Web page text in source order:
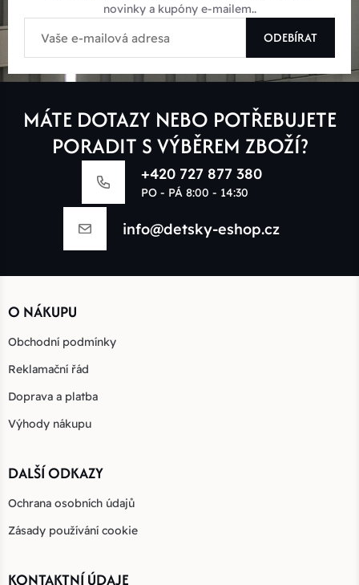
novinky a kupóny e-mailem..
ODEBÍRAT
MÁTE DOTAZY NEBO POTŘEBUJETE
PORADIT S VÝBĚREM ZBOŽÍ?
+420 727 877 380
PO - PÁ 8:00 - 14:30
info@detsky-eshop.cz
O NÁKUPU
Obchodní podmínky
Reklamační řád
Doprava a platba
Výhody nákupu
DALŠÍ ODKAZY
Ochrana osobních údajů
Zásady používání cookie
KONTAKTNÍ ÚDAJE